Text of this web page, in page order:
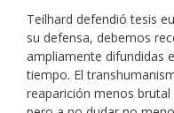
Teilhard defendió tesis
su defensa, debemos
ampliamente difundidas
tiempo. El
reaparición menos